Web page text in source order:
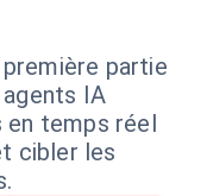
partie
IA
en temps réel
cibler les